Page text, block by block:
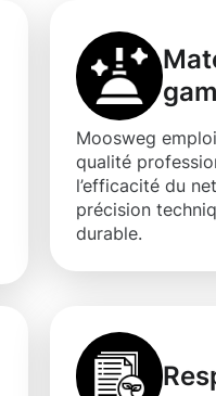
Moosweg
qualité
l’efficacité du
précision
durable.